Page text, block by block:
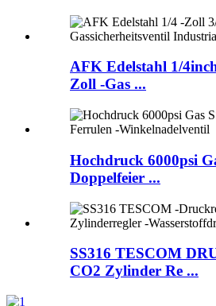
AFK Edelstahl 1/
Zoll -Gas ...
Hochdruck 6000psi
Doppelfeier ...
SS316 TESCOM
CO2 Zylinder Re ...